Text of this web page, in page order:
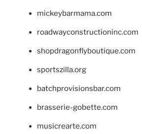
mickeybarmama.com
roadwayconstructioninc.com
shopdragonflyboutique.com
sportszilla.org
batchprovisionsbar.com
brasserie-gobette.com
musicrearte.com